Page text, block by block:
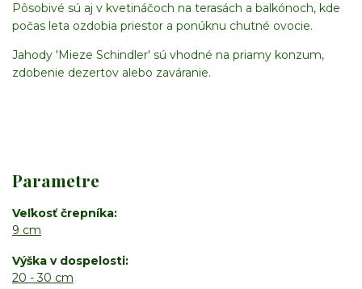
Pôsobivé sú aj v kvetináčoch na terasách a balkónoch, kde
počas leta ozdobia priestor a ponúknu chutné ovocie.
Jahody 'Mieze Schindler' sú vhodné na priamy konzum,
zdobenie dezertov alebo zaváranie.
Parametre
Veľkosť črepníka
9 cm
Výška v dospelosti
20 - 30 cm